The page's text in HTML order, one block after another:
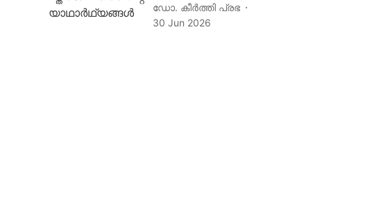
ഡോ. കീർത്തി പ്രഭ
30 Jun 2026